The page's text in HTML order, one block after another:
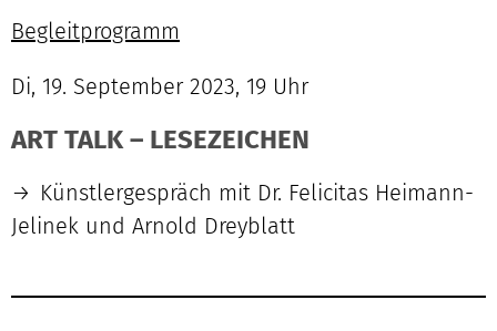
Begleitprogramm
Di, 19. September 2023, 19 Uhr
ART TALK – LESEZEICHEN
Künstlergespräch mit Dr. Felicitas Heimann-
Jelinek und Arnold Dreyblatt